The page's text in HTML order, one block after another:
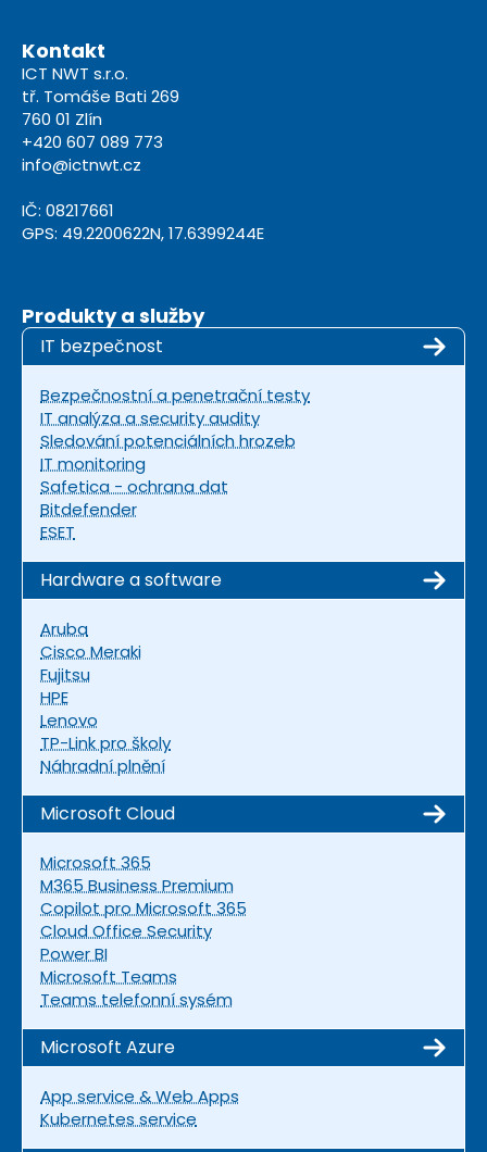
Kontakt
ICT NWT s.r.o.
tř. Tomáše Bati 269
760 01 Zlín
+420 607 089 773
info@ictnwt.cz
IČ: 08217661
GPS: 49.2200622N, 17.6399244E
Produkty a služby
IT bezpečnost
Bezpečnostní a penetrační testy
IT analýza a security audity
Sledování potenciálních hrozeb
IT monitoring
Safetica - ochrana dat
Bitdefender
ESET
Hardware a software
Aruba
Cisco Meraki
Fujitsu
HPE
Lenovo
TP-Link pro školy
Náhradní plnění
Microsoft Cloud
Microsoft 365
M365 Business Premium
Copilot pro Microsoft 365
Cloud Office Security
Power BI
Microsoft Teams
Teams telefonní sysém
Microsoft Azure
App service & Web Apps
Kubernetes service